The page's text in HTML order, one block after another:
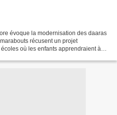
évoque la modernisation des daaras
récusent un projet
où les enfants apprendraient à